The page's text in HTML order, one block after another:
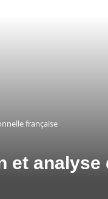
française
analyse